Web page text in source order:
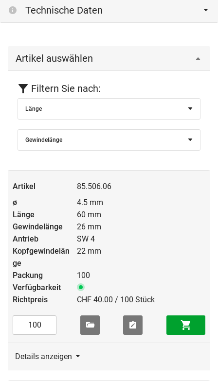
Technische Daten
Artikel auswählen
Filtern Sie nach:
Länge
Gewindelänge
85.506.06
4.5 mm
60 mm
26 mm
SW 4
22 mm
100
CHF 40.00 / 100 Stück
Details anzeigen